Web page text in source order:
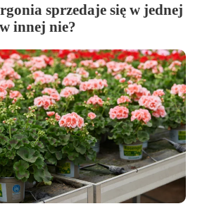
sprzedaje się w jednej
innej nie?